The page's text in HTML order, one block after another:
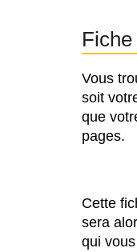
Vous
soit
que
pages.
Cette
sera
qui